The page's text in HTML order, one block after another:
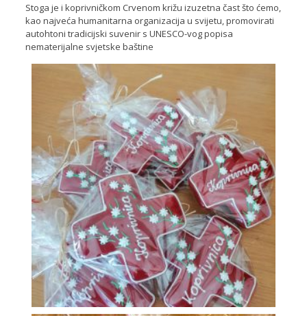
Stoga je i koprivničkom Crvenom križu izuzetna čast što ćemo,
kao najveća humanitarna organizacija u svijetu, promovirati
autohtoni tradicijski suvenir s UNESCO-vog popisa
nematerijalne svjetske baštine